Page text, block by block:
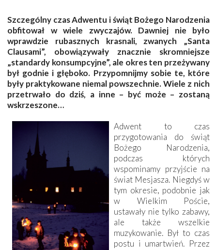
Szczególny czas Adwentu i świąt Bożego Narodzenia
obfitował w wiele zwyczajów. Dawniej nie było
wprawdzie rubasznych krasnali, zwanych „Santa
Clausami”, obowiązywały znacznie skromniejsze
„standardy konsumpcyjne”, ale okres ten przeżywany
był godnie i głęboko. Przypomnijmy sobie te, które
były praktykowane niemal powszechnie. Wiele z nich
przetrwało do dziś, a inne – być może – zostaną
wskrzeszone…
Adwent to czas
przygotowania do świąt
Bożego Narodzenia,
podczas których
wspominamy przyjście na
świat Mesjasza. Niegdyś w
tym okresie, podobnie jak
w Wielkim Poście,
ustawały nie tylko zabawy,
ale także wszelkie
muzykowanie. Był to czas
postu i umartwień. Przez